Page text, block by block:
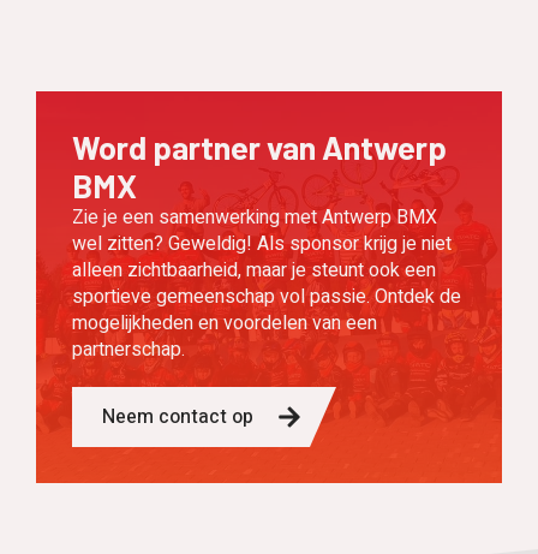
Word partner van Antwerp
BMX
Zie je een samenwerking met Antwerp BMX
wel zitten? Geweldig! Als sponsor krijg je niet
alleen zichtbaarheid, maar je steunt ook een
sportieve gemeenschap vol passie. Ontdek de
mogelijkheden en voordelen van een
partnerschap.
Neem contact op